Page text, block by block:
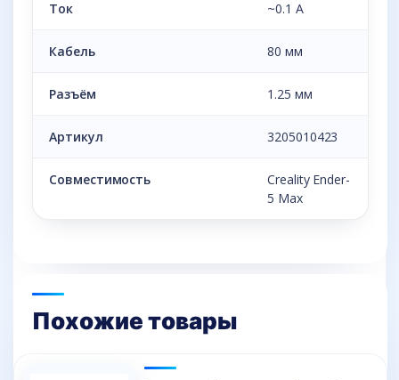
Ток ~0.1 А
Кабель 80 мм
Разъём 1.25 мм
Артикул 3205010423
Совместимость
Creality Ender-
5 Max
Похожие товары